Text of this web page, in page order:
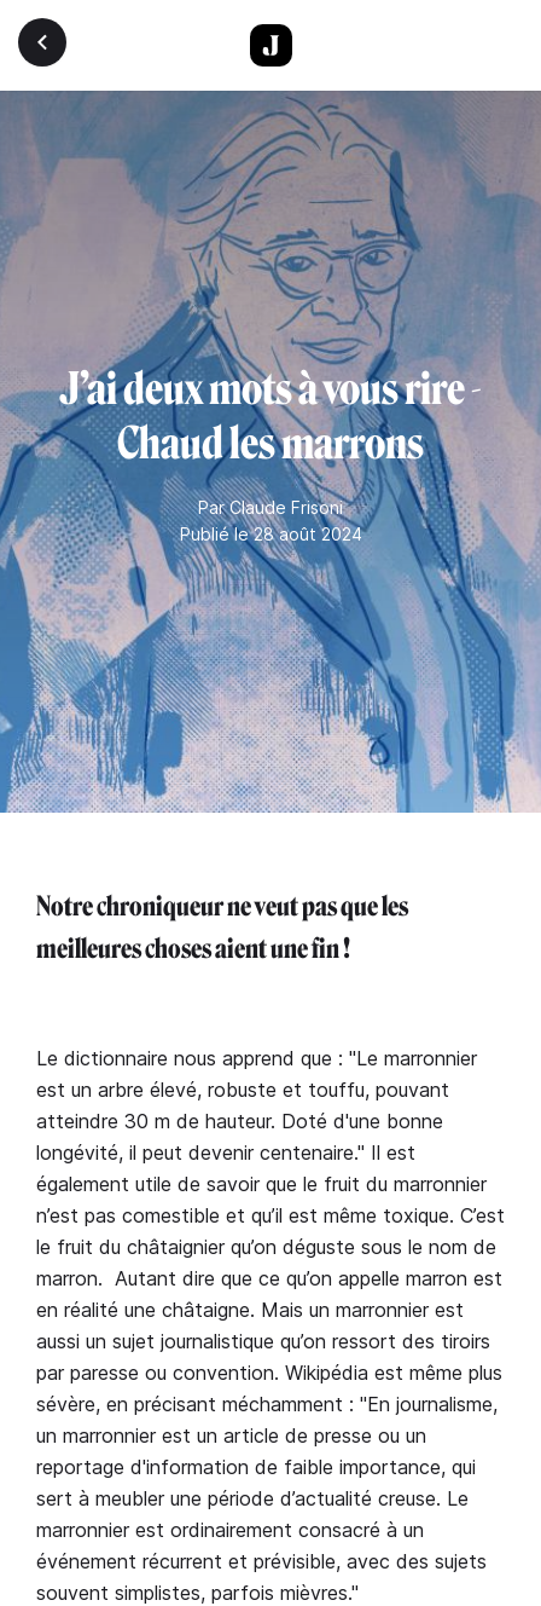
Aller au contenu principal
J’ai deux mots à vous rire -
Chaud les marrons
ParClaude Frisoni
Publié le 28 août 2024
Notre chroniqueur ne veut pas que les
meilleures choses aient une fin !
Le dictionnaire nous apprend que : "Le marronnier
est un arbre élevé, robuste et touffu, pouvant
atteindre 30 m de hauteur. Doté d'une bonne
longévité, il peut devenir centenaire." Il est
également utile de savoir que le fruit du marronnier
n’est pas comestible et qu’il est même toxique. C’est
le fruit du châtaignier qu’on déguste sous le nom de
marron. Autant dire que ce qu’on appelle marron est
en réalité une châtaigne. Mais un marronnier est
aussi un sujet journalistique qu’on ressort des tiroirs
par paresse ou convention. Wikipédia est même plus
sévère, en précisant méchamment : "En journalisme,
un marronnier est un article de presse ou un
reportage d'information de faible importance, qui
sert à meubler une période d’actualité creuse. Le
marronnier est ordinairement consacré à un
événement récurrent et prévisible, avec des sujets
souvent simplistes, parfois mièvres."